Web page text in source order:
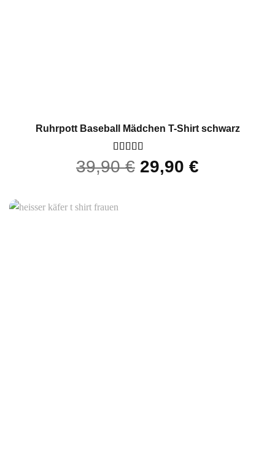
Ruhrpott Baseball Mädchen T-Shirt schwarz
Bewertet
mit5von 5
39,90€ 29,90€